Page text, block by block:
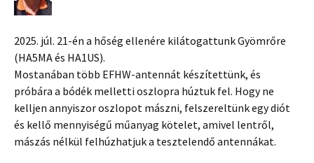
2025. júl. 21-én a hőség ellenére kilátogattunk Gyömrőre
(HA5MA és HA1US).
Mostanában több EFHW-antennát készítettünk, és
próbára a bódék melletti oszlopra húztuk fel. Hogy ne
kelljen annyiszor oszlopot mászni, felszereltünk egy diót
és kellő mennyiségű műanyag kötelet, amivel lentről,
mászás nélkül felhúzhatjuk a tesztelendő antennákat.